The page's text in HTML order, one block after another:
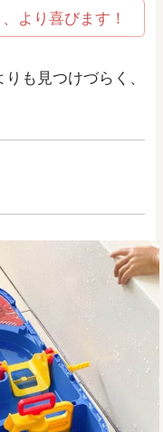
より喜びます！
も見つけづらく、